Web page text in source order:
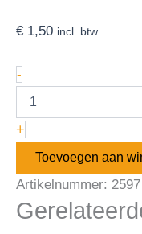
€ 1,50 incl. btw
-
+
Toevoegen aan
Artikelnummer: 2597